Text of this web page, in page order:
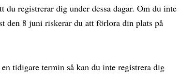
registrerar dig under dessa dagar. Om du inte
den 8 juni riskerar du att förlora din plats på
tidigare termin så kan du inte registrera dig